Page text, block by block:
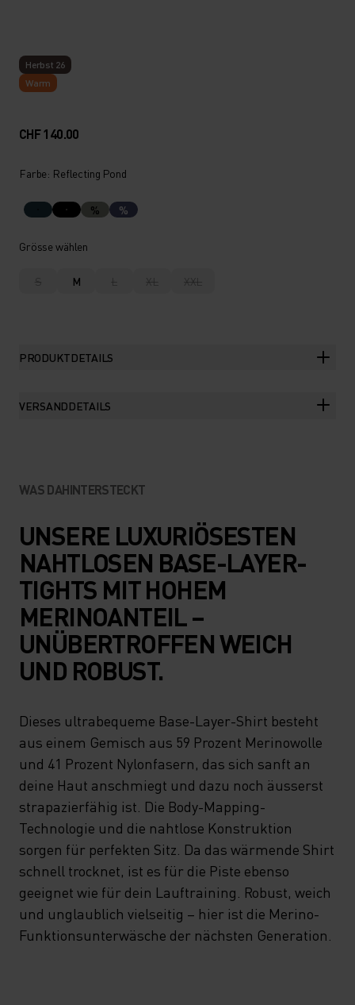
Herbst 26
Warm
CHF 140.00
Farbe: Reflecting Pond
% %
Grösse wählen
S M L XL XXL
PRODUKTDETAILS
VERSANDDETAILS
WAS DAHINTERSTECKT
UNSERE LUXURIÖSESTEN
NAHTLOSEN BASE-LAYER-
TIGHTS MIT HOHEM
MERINOANTEIL –
UNÜBERTROFFEN WEICH
UND ROBUST.
Dieses ultrabequeme Base-Layer-Shirt besteht
aus einem Gemisch aus 59 Prozent Merinowolle
und 41 Prozent Nylonfasern, das sich sanft an
deine Haut anschmiegt und dazu noch äusserst
strapazierfähig ist. Die Body-Mapping-
Technologie und die nahtlose Konstruktion
sorgen für perfekten Sitz. Da das wärmende Shirt
schnell trocknet, ist es für die Piste ebenso
geeignet wie für dein Lauftraining. Robust, weich
und unglaublich vielseitig – hier ist die Merino-
Funktionsunterwäsche der nächsten Generation.